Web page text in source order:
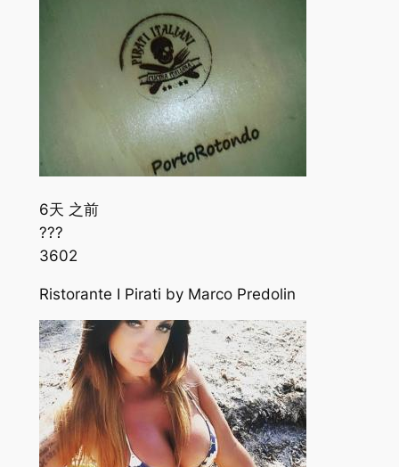
6天 之前
???
3602
Ristorante I Pirati by Marco Predolin